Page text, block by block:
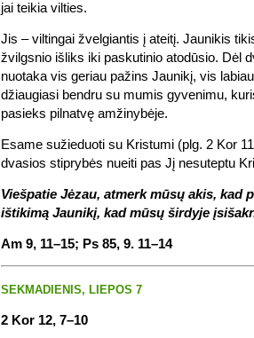
jai teikia vilties.
Jis – viltingai žvelgiantis į ateitį. Jaunikis
žvilgsnio išliks iki paskutinio atodūsio. Dėl
nuotaka vis geriau pažins Jaunikį, vis
džiaugiasi bendru su mumis gyvenimu,
pasieks pilnatvę amžinybėje.
Esame sužieduoti su Kristumi (plg. 2 Kor
dvasios stiprybės nueiti pas Jį nesuteptu
Viešpatie Jėzau, atmerk mūsų akis, kad
ištikimą Jaunikį, kad mūsų širdyje
Am 9, 11–15; Ps 85, 9. 11–14
SEKMADIENIS, LIEPOS 7
2 Kor 12, 7–10